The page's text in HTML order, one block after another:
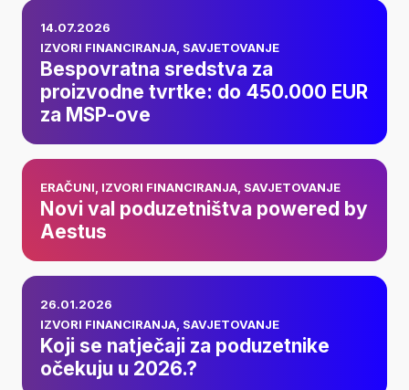
Bespovratna
sredstva za
proizvodne tvrtke:
do 450.000 EUR za
MSP-ove
14.07.2026
IZVORI FINANCIRANJA SAVJETOVANJE
Bespovratna sredstva za
proizvodne tvrtke: do 450.000 EUR
za MSP-ove
Novi val
poduzetništva
powered by Aestus
ERAČUNI IZVORI FINANCIRANJA SAVJETOVANJE
Novi val poduzetništva powered by
Aestus
Koji se natječaji za
poduzetnike
očekuju u 2026.?
26.01.2026
IZVORI FINANCIRANJA SAVJETOVANJE
Koji se natječaji za poduzetnike
očekuju u 2026.?